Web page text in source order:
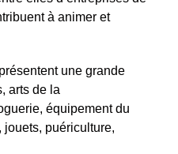
à animer et
une grande
arts de la
équipement du
jouets, puériculture,